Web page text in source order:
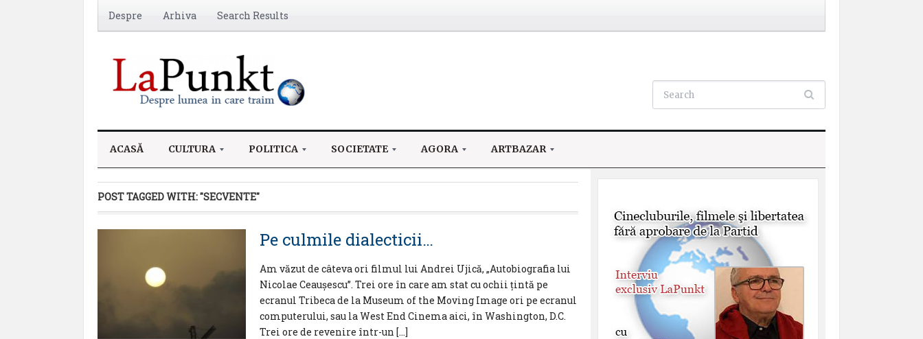
Despre Arhiva Search Results
ACASĂ CULTURA POLITICA SOCIETATE AGORA ARTBAZAR
POST TAGGED WITH:"SECVENTE"
Pe culmile dialecticii…
Am văzut de câteva ori filmul lui Andrei Ujică, „Autobiografia lui
Nicolae Ceaușescu”. Trei ore în care am stat cu ochii țintă pe
ecranul Tribeca de la Museum of the Moving Image ori pe ecranul
computerului, sau la West End Cinema aici, în Washington, D.C.
Trei ore de revenire într-un […]